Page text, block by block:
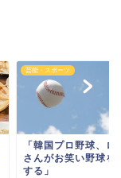
芸能・スポーツ
「韓国プロ野球、ロ
さんがお笑い野球を
する」